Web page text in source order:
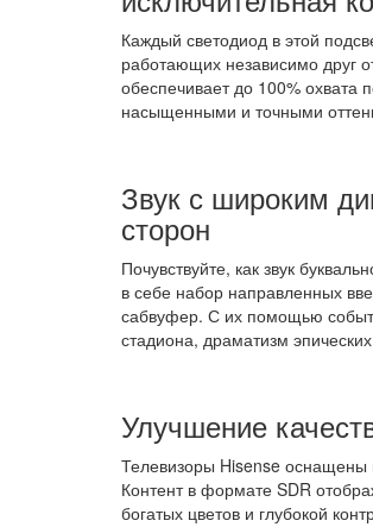
Каждый светодиод в этой
работающих независимо друг
обеспечивает до 100% охвата
насыщенными и точными
Звук с широким
сторон
Почувствуйте, как звук
в себе набор направленных
сабвуфер. С их помощью
стадиона, драматизм
Улучшение
Телевизоры Hisense оснащены
Контент в формате SDR
богатых цветов и глубокой